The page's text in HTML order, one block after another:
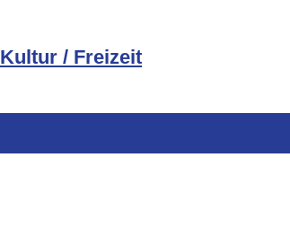
Kultur / Freizeit